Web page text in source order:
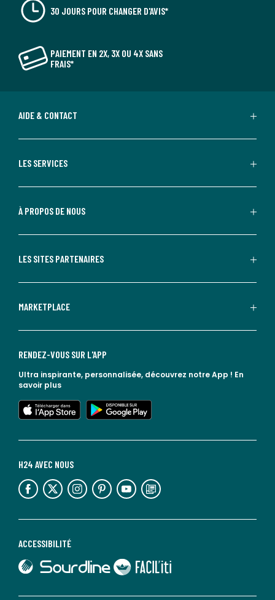
30 JOURS POUR CHANGER D'AVIS*
PAIEMENT EN 2X, 3X OU 4X SANS
FRAIS*
AIDE & CONTACT
LES SERVICES
À PROPOS DE NOUS
LES SITES PARTENAIRES
MARKETPLACE
ACCESSIBILITÉ
lien vers Sourdline
lien vers Faciliti
H24 AVEC NOUS
lien vers l'espace réseaux sociaux lien vers l'espace réseaux sociaux lien vers l'espace réseaux sociaux lien vers l'espace réseaux sociaux lien vers l'espace réseaux sociaux lien vers le blog la redoute
RENDEZ-VOUS SUR L'APP
Ultra inspirante, personnalisée, découvrez notre App ! En
savoir plus
lien vers l'app store
lien vers google play